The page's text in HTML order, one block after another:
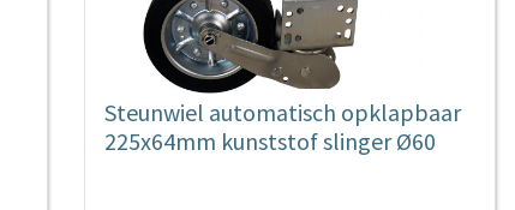
Steunwiel automatisch opklapbaar
225x64mm kunststof slinger Ø60